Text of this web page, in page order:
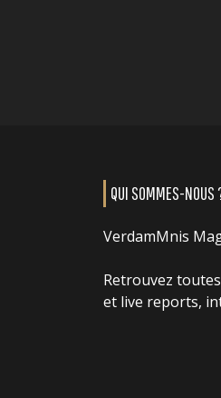
QUI SOMMES-NOUS
VerdamMnis
Retrouvez
et live reports,